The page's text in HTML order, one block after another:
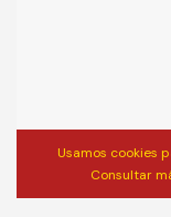
Usamos cookies
Consultar